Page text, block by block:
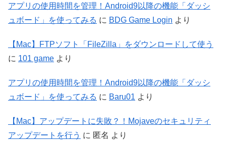
アプリの使用時間を管理！Android9以降の機能「ダッシ
ュボード」を使ってみる に BDG Game Login より
【Mac】FTPソフト「FileZilla」をダウンロードして使う
に 101 game より
アプリの使用時間を管理！Android9以降の機能「ダッシ
ュボード」を使ってみる に Baru01 より
【Mac】アップデートに失敗？！Mojaveのセキュリティ
アップデートを行う に 匿名 より